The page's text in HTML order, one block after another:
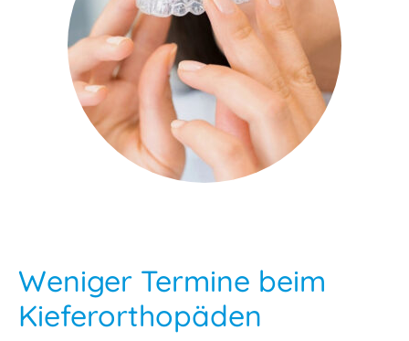
Weniger Termine beim
Kieferorthopäden